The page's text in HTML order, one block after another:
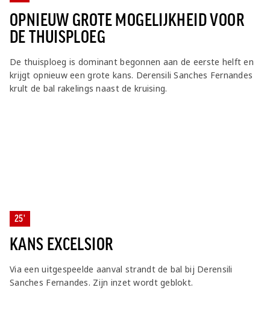
OPNIEUW GROTE MOGELIJKHEID VOOR
DE THUISPLOEG
De thuisploeg is dominant begonnen aan de eerste helft en
krijgt opnieuw een grote kans. Derensili Sanches Fernandes
krult de bal rakelings naast de kruising.
25'
KANS EXCELSIOR
Via een uitgespeelde aanval strandt de bal bij Derensili
Sanches Fernandes. Zijn inzet wordt geblokt.